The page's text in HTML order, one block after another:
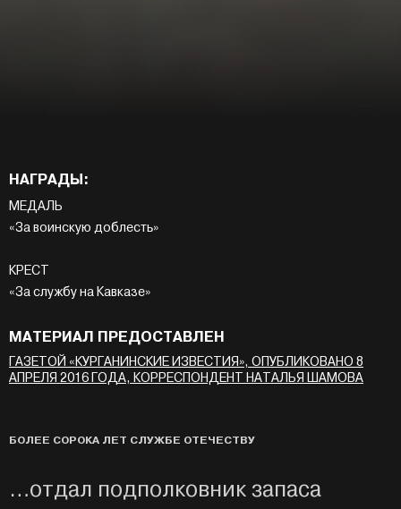
НАГРАДЫ:
МЕДАЛЬ
«За воинскую доблесть»
КРЕСТ
«За службу на Кавказе»
МАТЕРИАЛ ПРЕДОСТАВЛЕН
ГАЗЕТОЙ «КУРГАНИНСКИЕ ИЗВЕСТИЯ», ОПУБЛИКОВАНО 8
АПРЕЛЯ 2016 ГОДА, КОРРЕСПОНДЕНТ НАТАЛЬЯ ШАМОВА
БОЛЕЕ СОРОКА ЛЕТ СЛУЖБЕ ОТЕЧЕСТВУ
…отдал подполковник запаса